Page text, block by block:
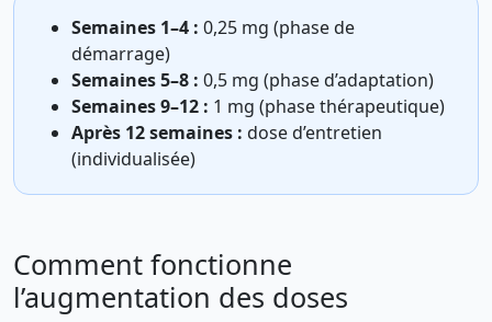
Semaines 1–4 : 0,25 mg (phase de
démarrage)
Semaines 5–8 : 0,5 mg (phase d’adaptation)
Semaines 9–12 : 1 mg (phase thérapeutique)
Après 12 semaines : dose d’entretien
(individualisée)
Comment fonctionne
l’augmentation des doses